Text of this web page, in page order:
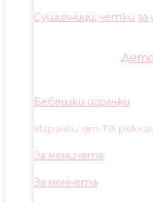
Сушилници, четки
Бебешки играчки
Играчки от ТВ
За момичета
За момчета